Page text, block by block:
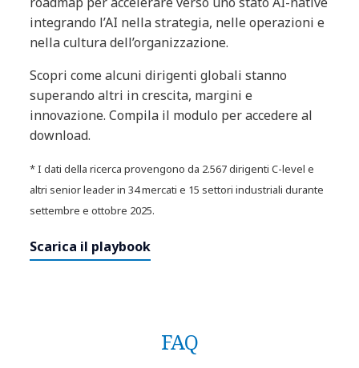
integrando l’AI nella strategia, nelle operazioni e
nella cultura dell’organizzazione.
Scopri come alcuni dirigenti globali stanno
superando altri in crescita, margini e
innovazione. Compila il modulo per accedere al
download.
* I dati della ricerca provengono da 2.567 dirigenti C-level e
altri senior leader in 34 mercati e 15 settori industriali durante
settembre e ottobre 2025.
Scarica il playbook
FAQ